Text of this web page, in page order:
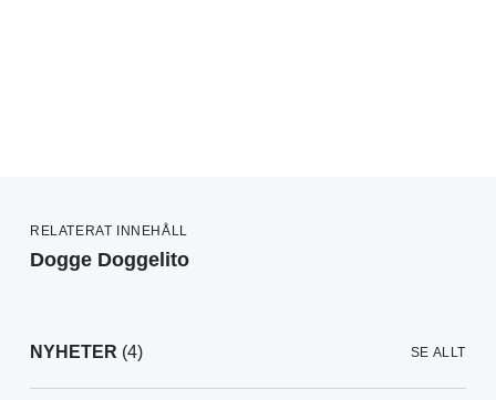
RELATERAT INNEHÅLL
Dogge Doggelito
NYHETER (4) SE ALLT